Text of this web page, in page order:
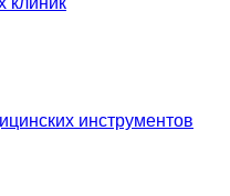
инструментов